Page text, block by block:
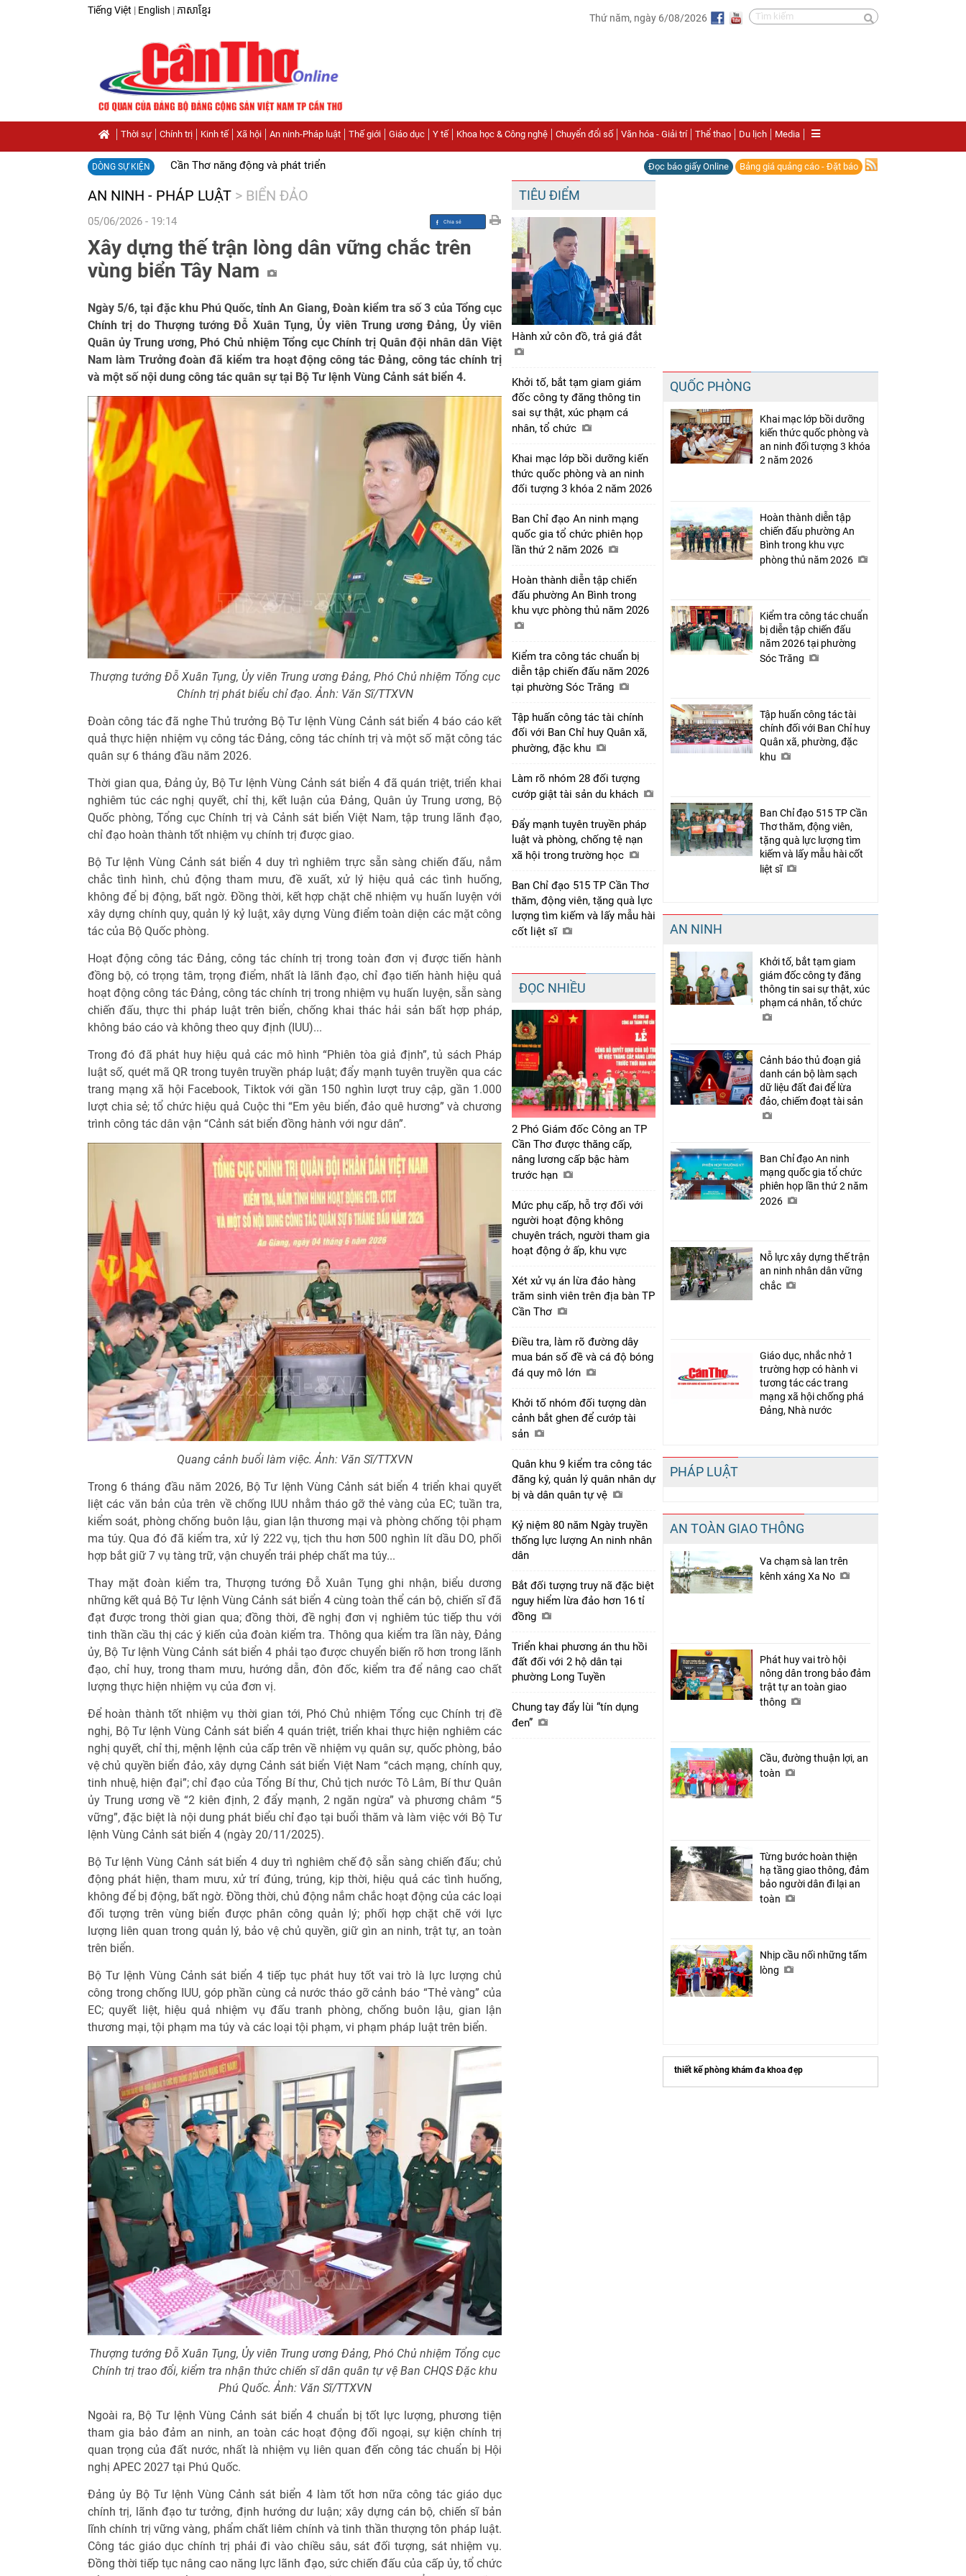
Tiếng Việt | English | ភាសាខ្មែរ
Thứ năm, ngày 6/08/2026
Thời sự Chính trị Kinh tế Xã hội An ninh-Pháp luật Thế giới Giáo dục Y tế Khoa học & Công nghệ Chuyển đổi số Văn hóa - Giải trí Thể thao Du lịch Media
DÒNG SỰ KIỆN Cần Thơ năng động và phát triển Đọc báo giấy Online Bảng giá quảng cáo - Đặt báo
AN NINH - PHÁP LUẬT > BIỂN ĐẢO
05/06/2026 - 19:14
Chia sẻ
Facebook
Xây dựng thế trận lòng dân vững chắc trên
vùng biển Tây Nam
Ngày 5/6, tại đặc khu Phú Quốc, tỉnh An Giang, Đoàn kiểm tra số 3 của Tổng cục
Chính trị do Thượng tướng Đỗ Xuân Tụng, Ủy viên Trung ương Đảng, Ủy viên
Quân ủy Trung ương, Phó Chủ nhiệm Tổng cục Chính trị Quân đội nhân dân Việt
Nam làm Trưởng đoàn đã kiểm tra hoạt động công tác Đảng, công tác chính trị
và một số nội dung công tác quân sự tại Bộ Tư lệnh Vùng Cảnh sát biển 4.
Thượng tướng Đỗ Xuân Tụng, Ủy viên Trung ương Đảng, Phó Chủ nhiệm Tổng cục
Chính trị phát biểu chỉ đạo. Ảnh: Văn Sĩ/TTXVN
Đoàn công tác đã nghe Thủ trưởng Bộ Tư lệnh Vùng Cảnh sát biển 4 báo cáo kết
quả thực hiện nhiệm vụ công tác Đảng, công tác chính trị và một số mặt công tác
quân sự 6 tháng đầu năm 2026.
Thời gian qua, Đảng ủy, Bộ Tư lệnh Vùng Cảnh sát biển 4 đã quán triệt, triển khai
nghiêm túc các nghị quyết, chỉ thị, kết luận của Đảng, Quân ủy Trung ương, Bộ
Quốc phòng, Tổng cục Chính trị và Cảnh sát biển Việt Nam, tập trung lãnh đạo,
chỉ đạo hoàn thành tốt nhiệm vụ chính trị được giao.
Bộ Tư lệnh Vùng Cảnh sát biển 4 duy trì nghiêm trực sẵn sàng chiến đấu, nắm
chắc tình hình, chủ động tham mưu, đề xuất, xử lý hiệu quả các tình huống,
không để bị động, bất ngờ. Đồng thời, kết hợp chặt chẽ nhiệm vụ huấn luyện với
xây dựng chính quy, quản lý kỷ luật, xây dựng Vùng điểm toàn diện các mặt công
tác của Bộ Quốc phòng.
Hoạt động công tác Đảng, công tác chính trị trong toàn đơn vị được tiến hành
đồng bộ, có trọng tâm, trọng điểm, nhất là lãnh đạo, chỉ đạo tiến hành hiệu quả
hoạt động công tác Đảng, công tác chính trị trong nhiệm vụ huấn luyện, sẵn sàng
chiến đấu, thực thi pháp luật trên biển, chống khai thác hải sản bất hợp pháp,
không báo cáo và không theo quy định (IUU)...
Trong đó đã phát huy hiệu quả các mô hình “Phiên tòa giả định”, tủ sách Pháp
luật số, quét mã QR trong tuyên truyền pháp luật; đẩy mạnh tuyên truyền qua các
trang mạng xã hội Facebook, Tiktok với gần 150 nghìn lượt truy cập, gần 1.000
lượt chia sẻ; tổ chức hiệu quả Cuộc thi “Em yêu biển, đảo quê hương” và chương
trình công tác dân vận “Cảnh sát biển đồng hành với ngư dân”.
Quang cảnh buổi làm việc. Ảnh: Văn Sĩ/TTXVN
Trong 6 tháng đầu năm 2026, Bộ Tư lệnh Vùng Cảnh sát biển 4 triển khai quyết
liệt các văn bản của trên về chống IUU nhằm tháo gỡ thẻ vàng của EC; tuần tra,
kiểm soát, phòng chống buôn lậu, gian lận thương mại và phòng chống tội phạm
ma túy. Qua đó đã kiểm tra, xử lý 222 vụ, tịch thu hơn 500 nghìn lít dầu DO, phối
hợp bắt giữ 7 vụ tàng trữ, vận chuyển trái phép chất ma túy...
Thay mặt đoàn kiểm tra, Thượng tướng Đỗ Xuân Tụng ghi nhận, biểu dương
những kết quả Bộ Tư lệnh Vùng Cảnh sát biển 4 cùng toàn thể cán bộ, chiến sĩ đã
đạt được trong thời gian qua; đồng thời, đề nghị đơn vị nghiêm túc tiếp thu với
tinh thần cầu thị các ý kiến của đoàn kiểm tra. Thông qua kiểm tra lần này, Đảng
ủy, Bộ Tư lệnh Vùng Cảnh sát biển 4 phải tạo được chuyển biến rõ hơn trong lãnh
đạo, chỉ huy, trong tham mưu, hướng dẫn, đôn đốc, kiểm tra để nâng cao chất
lượng thực hiện nhiệm vụ của đơn vị.
Để hoàn thành tốt nhiệm vụ thời gian tới, Phó Chủ nhiệm Tổng cục Chính trị đề
nghị, Bộ Tư lệnh Vùng Cảnh sát biển 4 quán triệt, triển khai thực hiện nghiêm các
nghị quyết, chỉ thị, mệnh lệnh của cấp trên về nhiệm vụ quân sự, quốc phòng, bảo
vệ chủ quyền biển đảo, xây dựng Cảnh sát biển Việt Nam “cách mạng, chính quy,
tinh nhuệ, hiện đại”; chỉ đạo của Tổng Bí thư, Chủ tịch nước Tô Lâm, Bí thư Quân
ủy Trung ương về “2 kiên định, 2 đẩy mạnh, 2 ngăn ngừa” và phương châm “5
vững”, đặc biệt là nội dung phát biểu chỉ đạo tại buổi thăm và làm việc với Bộ Tư
lệnh Vùng Cảnh sát biển 4 (ngày 20/11/2025).
Bộ Tư lệnh Vùng Cảnh sát biển 4 duy trì nghiêm chế độ sẵn sàng chiến đấu; chủ
động phát hiện, tham mưu, xử trí đúng, trúng, kịp thời, hiệu quả các tình huống,
không để bị động, bất ngờ. Đồng thời, chủ động nắm chắc hoạt động của các loại
đối tượng trên vùng biển được phân công quản lý; phối hợp chặt chẽ với lực
lượng liên quan trong quản lý, bảo vệ chủ quyền, giữ gìn an ninh, trật tự, an toàn
trên biển.
Bộ Tư lệnh Vùng Cảnh sát biển 4 tiếp tục phát huy tốt vai trò là lực lượng chủ
công trong chống IUU, góp phần cùng cả nước tháo gỡ cảnh báo “Thẻ vàng” của
EC; quyết liệt, hiệu quả nhiệm vụ đấu tranh phòng, chống buôn lậu, gian lận
thương mại, tội phạm ma túy và các loại tội phạm, vi phạm pháp luật trên biển.
Thượng tướng Đỗ Xuân Tụng, Ủy viên Trung ương Đảng, Phó Chủ nhiệm Tổng cục
Chính trị trao đổi, kiểm tra nhận thức chiến sĩ dân quân tự vệ Ban CHQS Đặc khu
Phú Quốc. Ảnh: Văn Sĩ/TTXVN
Ngoài ra, Bộ Tư lệnh Vùng Cảnh sát biển 4 chuẩn bị tốt lực lượng, phương tiện
tham gia bảo đảm an ninh, an toàn các hoạt động đối ngoại, sự kiện chính trị
quan trọng của đất nước, nhất là nhiệm vụ liên quan đến công tác chuẩn bị Hội
nghị APEC 2027 tại Phú Quốc.
Đảng ủy Bộ Tư lệnh Vùng Cảnh sát biển 4 làm tốt hơn nữa công tác giáo dục
chính trị, lãnh đạo tư tưởng, định hướng dư luận; xây dựng cán bộ, chiến sĩ bản
lĩnh chính trị vững vàng, phẩm chất liêm chính và tinh thần thượng tôn pháp luật.
Công tác giáo dục chính trị phải đi vào chiều sâu, sát đối tượng, sát nhiệm vụ.
Đồng thời tiếp tục nâng cao năng lực lãnh đạo, sức chiến đấu của cấp ủy, tổ chức
TIÊU ĐIỂM
Hành xử côn đồ, trả giá đắt
Khởi tố, bắt tạm giam giám
đốc công ty đăng thông tin
sai sự thật, xúc phạm cá
nhân, tổ chức
Khai mạc lớp bồi dưỡng kiến
thức quốc phòng và an ninh
đối tượng 3 khóa 2 năm 2026
Ban Chỉ đạo An ninh mạng
quốc gia tổ chức phiên họp
lần thứ 2 năm 2026
Hoàn thành diễn tập chiến
đấu phường An Bình trong
khu vực phòng thủ năm 2026
Kiểm tra công tác chuẩn bị
diễn tập chiến đấu năm 2026
tại phường Sóc Trăng
Tập huấn công tác tài chính
đối với Ban Chỉ huy Quân xã,
phường, đặc khu
Làm rõ nhóm 28 đối tượng
cướp giật tài sản du khách
Đẩy mạnh tuyên truyền pháp
luật và phòng, chống tệ nạn
xã hội trong trường học
Ban Chỉ đạo 515 TP Cần Thơ
thăm, động viên, tặng quà lực
lượng tìm kiếm và lấy mẫu hài
cốt liệt sĩ
ĐỌC NHIỀU
2 Phó Giám đốc Công an TP
Cần Thơ được thăng cấp,
nâng lương cấp bậc hàm
trước hạn
Mức phụ cấp, hỗ trợ đối với
người hoạt động không
chuyên trách, người tham gia
hoạt động ở ấp, khu vực
Xét xử vụ án lừa đảo hàng
trăm sinh viên trên địa bàn TP
Cần Thơ
Điều tra, làm rõ đường dây
mua bán số đề và cá độ bóng
đá quy mô lớn
Khởi tố nhóm đối tượng dàn
cảnh bắt ghen để cướp tài
sản
Quân khu 9 kiểm tra công tác
đăng ký, quản lý quân nhân dự
bị và dân quân tự vệ
Kỷ niệm 80 năm Ngày truyền
thống lực lượng An ninh nhân
dân
Bắt đối tượng truy nã đặc biệt
nguy hiểm lừa đảo hơn 16 tỉ
đồng
Triển khai phương án thu hồi
đất đối với 2 hộ dân tại
phường Long Tuyền
Chung tay đẩy lùi “tín dụng
đen”
QUỐC PHÒNG
Khai mạc lớp bồi dưỡng
kiến thức quốc phòng và
an ninh đối tượng 3 khóa
2 năm 2026
Hoàn thành diễn tập
chiến đấu phường An
Bình trong khu vực
phòng thủ năm 2026
Kiểm tra công tác chuẩn
bị diễn tập chiến đấu
năm 2026 tại phường
Sóc Trăng
Tập huấn công tác tài
chính đối với Ban Chỉ huy
Quân xã, phường, đặc
khu
Ban Chỉ đạo 515 TP Cần
Thơ thăm, động viên,
tặng quà lực lượng tìm
kiếm và lấy mẫu hài cốt
liệt sĩ
AN NINH
Khởi tố, bắt tạm giam
giám đốc công ty đăng
thông tin sai sự thật, xúc
phạm cá nhân, tổ chức
Cảnh báo thủ đoạn giả
danh cán bộ làm sạch
dữ liệu đất đai để lừa
đảo, chiếm đoạt tài sản
Ban Chỉ đạo An ninh
mạng quốc gia tổ chức
phiên họp lần thứ 2 năm
2026
Nỗ lực xây dựng thế trận
an ninh nhân dân vững
chắc
Giáo dục, nhắc nhở 1
trường hợp có hành vi
tương tác các trang
mạng xã hội chống phá
Đảng, Nhà nước
PHÁP LUẬT
AN TOÀN GIAO THÔNG
Va chạm sà lan trên
kênh xáng Xa No
Phát huy vai trò hội
nông dân trong bảo đảm
trật tự an toàn giao
thông
Cầu, đường thuận lợi, an
toàn
Từng bước hoàn thiện
hạ tầng giao thông, đảm
bảo người dân đi lại an
toàn
Nhịp cầu nối những tấm
lòng
thiết kế phòng khám đa khoa đẹp